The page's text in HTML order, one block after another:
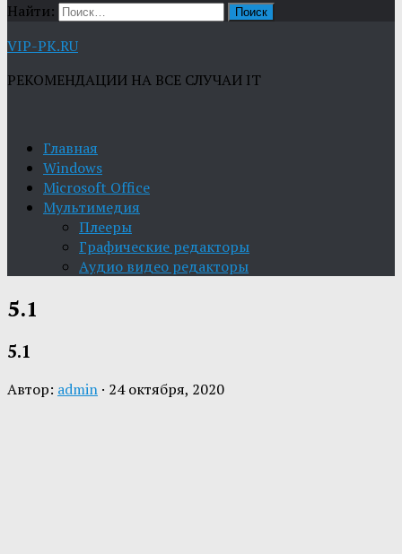
Найти:
VIP-PK.RU
РЕКОМЕНДАЦИИ НА ВСЕ СЛУЧАИ IT
Главная
Windows
Microsoft Office
Мультимедия
Плееры
Графические редакторы
Aудио видео редакторы
5.1
5.1
Автор: admin · 24 октября, 2020